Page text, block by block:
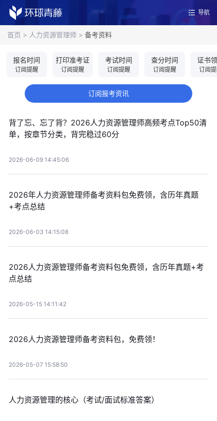
导航
首页 > 人力资源管理师 > 备考资料
报名时间
订阅提醒
打印准考证
订阅提醒
考试时间
订阅提醒
查分时间
订阅提醒
证书
订阅
订阅报考资讯
背了忘、忘了背？2026人力资源管理师高频考点Top50清
单，按章节分类，背完稳过60分
2026-06-09 14:45:06
2026年人力资源管理师备考资料包免费领，含历年真题
+考点总结
2026-06-03 14:15:08
2026人力资源管理师备考资料包免费领，含历年真题+考
点总结
2026-05-15 14:11:42
2026人力资源管理师备考资料包，免费领！
2026-05-07 15:58:50
人力资源管理的核心（考试/面试标准答案）